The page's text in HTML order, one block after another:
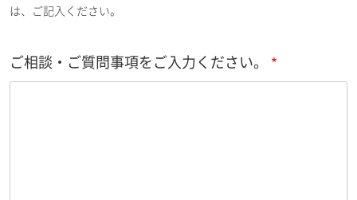
は、ご記入ください。
ご相談・ご質問事項をご入力ください。